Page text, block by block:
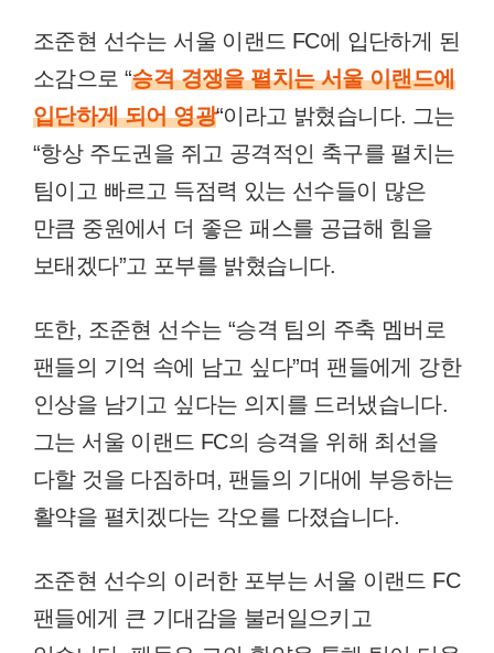
조준현 선수는 서울 이랜드 FC에 입단하게 된
소감으로 “승격 경쟁을 펼치는 서울 이랜드에
입단하게 되어 영광“이라고 밝혔습니다. 그는
“항상 주도권을 쥐고 공격적인 축구를 펼치는
팀이고 빠르고 득점력 있는 선수들이 많은
만큼 중원에서 더 좋은 패스를 공급해 힘을
보태겠다”고 포부를 밝혔습니다.
또한, 조준현 선수는 “승격 팀의 주축 멤버로
팬들의 기억 속에 남고 싶다”며 팬들에게 강한
인상을 남기고 싶다는 의지를 드러냈습니다.
그는 서울 이랜드 FC의 승격을 위해 최선을
다할 것을 다짐하며, 팬들의 기대에 부응하는
활약을 펼치겠다는 각오를 다졌습니다.
조준현 선수의 이러한 포부는 서울 이랜드 FC
팬들에게 큰 기대감을 불러일으키고